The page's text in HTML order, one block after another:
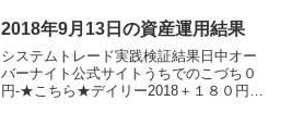
ー...
2018年9月13日の資産運用結果
システムトレード実践検証結果日中オー
バーナイト公式サイトうちでのこづち０
円-★こちら★デイリー2018＋１８０円★